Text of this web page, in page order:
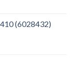
(6028432)